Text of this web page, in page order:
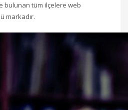
bulunan tüm ilçelere web
markadır.